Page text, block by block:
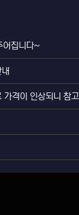
어집니다~
격이 인상되니 참